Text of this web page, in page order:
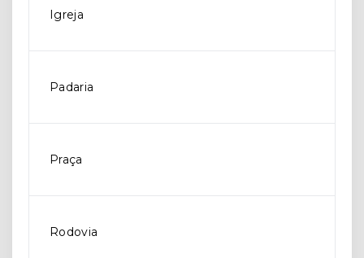
Igreja
Padaria
Praça
Rodovia